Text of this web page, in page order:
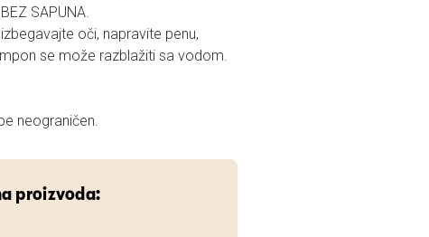
SAPUNA.
oči, napravite penu,
se može razblažiti sa vodom.
neograničen.
proizvoda: